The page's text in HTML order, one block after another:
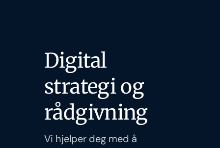
Digital
strategi og
rådgivning
Vi hjelper deg med å